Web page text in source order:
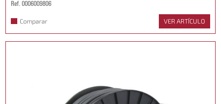
Ref. 0006009806
Comparar VER ARTÍCULO